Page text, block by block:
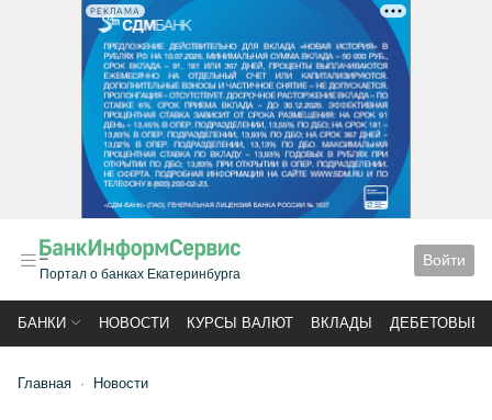
РЕКЛАМА
Портал о банках Екатеринбурга
Войти
БАНКИ НОВОСТИ КУРСЫ ВАЛЮТ ВКЛАДЫ ДЕБЕТОВЫЕ
Главная Новости